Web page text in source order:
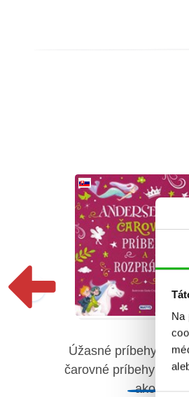
Na
Úžasné príbehy:
čarovné príbehy a
akosť)